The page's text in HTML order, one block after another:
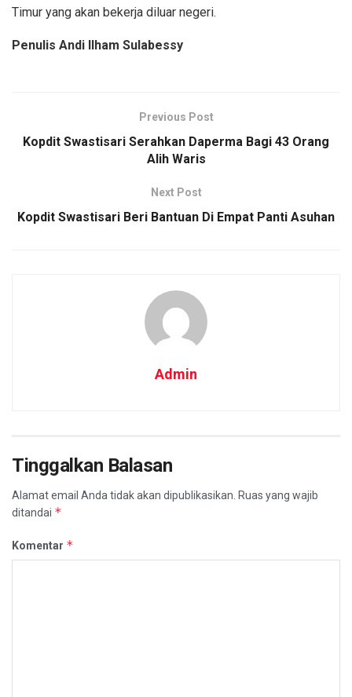
Timur yang akan bekerja diluar negeri.
Penulis Andi Ilham Sulabessy
Previous Post
Kopdit Swastisari Serahkan Daperma Bagi 43 Orang
Alih Waris
Next Post
Kopdit Swastisari Beri Bantuan Di Empat Panti Asuhan
Admin
Tinggalkan Balasan
Alamat email Anda tidak akan dipublikasikan. Ruas yang wajib
ditandai *
Komentar *